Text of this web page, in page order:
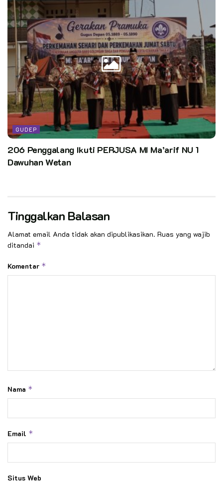
GUDEP
206 Penggalang Ikuti PERJUSA MI Ma’arif NU 1
Dawuhan Wetan
Tinggalkan Balasan
Alamat email Anda tidak akan dipublikasikan. Ruas yang wajib
ditandai *
Komentar *
Nama *
Email *
Situs Web